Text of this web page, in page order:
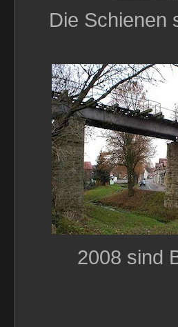
Die Schienen
2008 sind